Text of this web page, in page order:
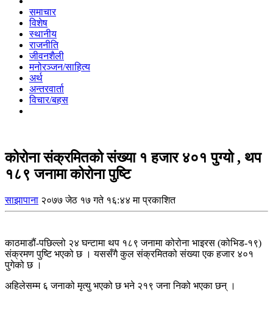
समाचार
विशेष
स्थानीय
राजनीति
जीवनशैली
मनोरञ्जन/साहित्य
अर्थ
अन्तरवार्ता
विचार/बहस
कोरोना संक्रमितको संख्या १ हजार ४०१ पुग्यो , थप
१८९ जनामा कोरोना पुष्टि
साझापाना २०७७ जेठ १७ गते १६:४४ मा प्रकाशित
काठमाडौं-पछिल्लो २४ घन्टामा थप १८९ जनामा कोरोना भाइरस (कोभिड-१९)
संक्रमण पुष्टि भएको छ । यससँगै कुल संक्रमितको संख्या एक हजार ४०१
पुगेको छ ।
अहिलेसम्म ६ जनाको मृत्यु भएको छ भने २१९ जना निको भएका छन् ।